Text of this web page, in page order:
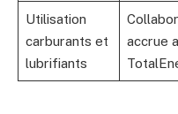
Utilisation
carburants et
lubrifiants
accrue